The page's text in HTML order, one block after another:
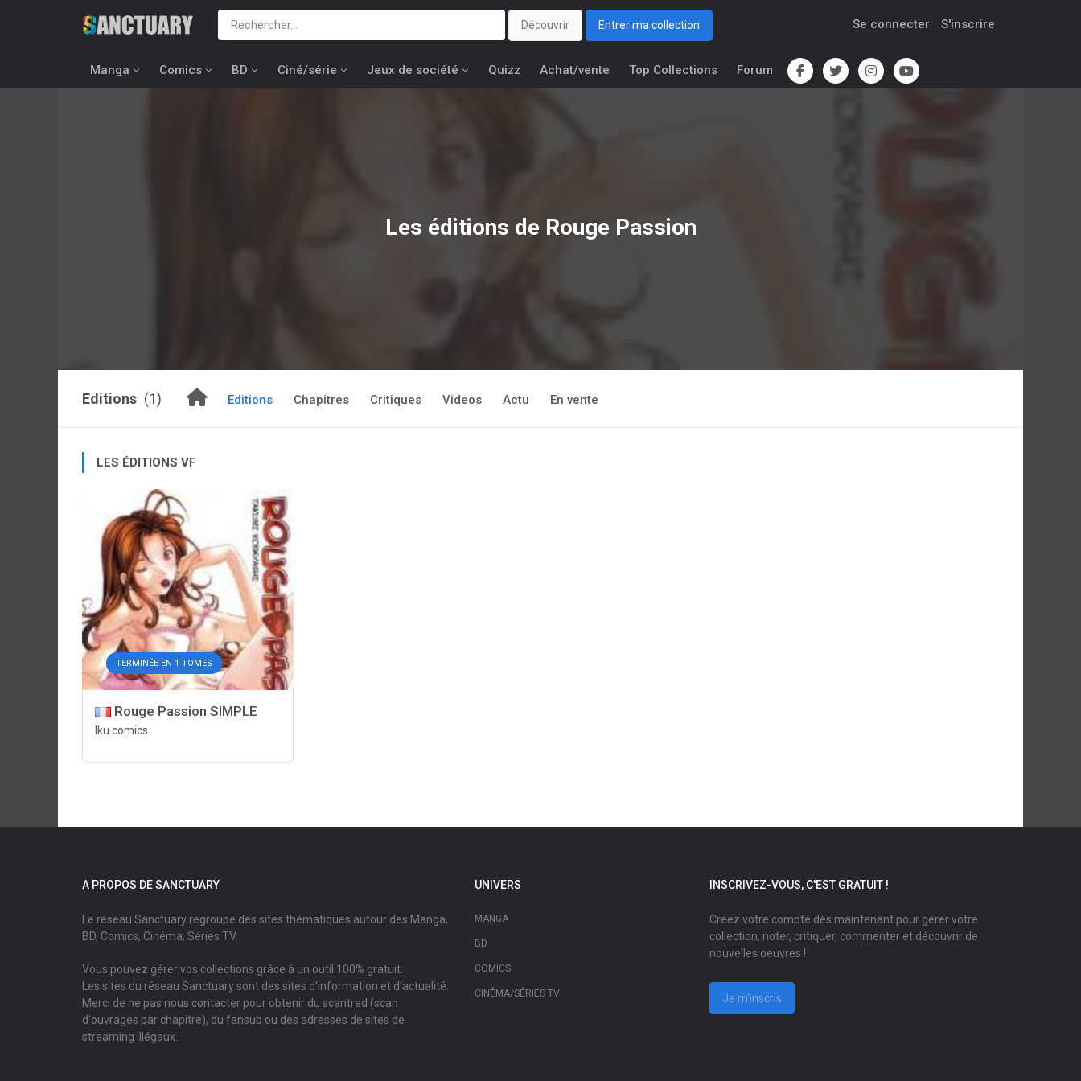
Découvrir Entrer ma collection Se connecter S'inscrire
Manga Comics BD Ciné/série Jeux de société Quizz Achat/vente Top Collections Forum
Les éditions de Rouge Passion
Editions (1) Editions Chapitres Critiques Videos Actu En vente
LES ÉDITIONS VF
TERMINÉE EN 1 TOMES
Rouge Passion SIMPLE
Iku comics
A PROPOS DE SANCTUARY
Le réseau Sanctuary regroupe des sites thématiques autour des Manga,
BD, Comics, Cinéma, Séries TV.
Vous pouvez gérer vos collections grâce à un outil 100% gratuit.
Les sites du réseau Sanctuary sont des sites d'information et d'actualité.
Merci de ne pas nous contacter pour obtenir du scantrad (scan
d'ouvrages par chapitre), du fansub ou des adresses de sites de
streaming illégaux.
UNIVERS
MANGA
BD
COMICS
CINÉMA/SÉRIES TV
INSCRIVEZ-VOUS, C'EST GRATUIT !
Créez votre compte dès maintenant pour gérer votre
collection, noter, critiquer, commenter et découvrir de
nouvelles oeuvres !
Je m'inscris